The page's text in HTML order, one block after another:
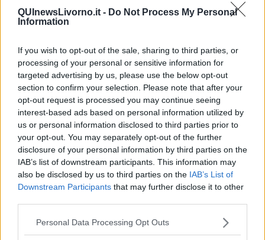
QUInewsLivorno.it - Do Not Process My Personal
Information
If you wish to opt-out of the sale, sharing to third parties, or
processing of your personal or sensitive information for
targeted advertising by us, please use the below opt-out
section to confirm your selection. Please note that after your
opt-out request is processed you may continue seeing
interest-based ads based on personal information utilized by
us or personal information disclosed to third parties prior to
your opt-out. You may separately opt-out of the further
disclosure of your personal information by third parties on the
IAB’s list of downstream participants. This information may
also be disclosed by us to third parties on the IAB’s List of
Downstream Participants that may further disclose it to other
Personal Data Processing Opt Outs
o con unghiature, ringhiere semplici in ferro. Gli ultimi blocchi (14,
15 e 16) erano già in funzione alla fine degli anni ‘80.